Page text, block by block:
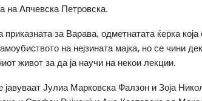
на Апчевска Петровска.
за Варава, одметнатата ќерка која
на нејзината мајка, но се чини
живот за да ја научи на некои лекции.
јавуваат Јулиа Марковска Фалзон и Зоја